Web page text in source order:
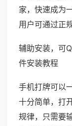
家，快速成为
用户可通过正
辅助安装，可
件安装教程
手机打牌可以
十分简单，打
规律，只需要